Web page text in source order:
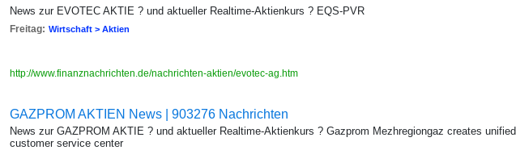
News zur EVOTEC AKTIE ? und aktueller Realtime-Aktienkurs ? EQS-PVR
Freitag: Wirtschaft > Aktien
http://www.finanznachrichten.de/nachrichten-aktien/evotec-ag.htm
GAZPROM AKTIEN News | 903276 Nachrichten
News zur GAZPROM AKTIE ? und aktueller Realtime-Aktienkurs ? Gazprom Mezhregiongaz creates unified
customer service center